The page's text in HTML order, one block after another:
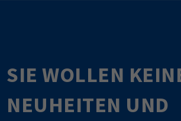
SIE WOLLEN
NEUHEITEN UND